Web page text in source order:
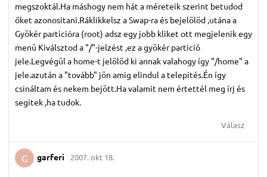
megszoktál.Ha máshogy nem hát a méreteik szerint betudod
őket azonositani.Ráklikkelsz a Swap-ra és bejelölöd ,utána a
Gyökér particióra (root) adsz egy jobb kliket ott megjelenik egy
menü Kiválsztod a "/"-jelzést ,ez a gyökér partició
jele.Legvégül a home-t jelölöd ki annak valahogy így "/home" a
jele.azután a "tovább" jön amig elindul a telepités.Én így
csináltam és nekem bejött.Ha valamit nem értettél meg írj és
segitek ,ha tudok.
Válasz
G garferi 2007. okt 18.